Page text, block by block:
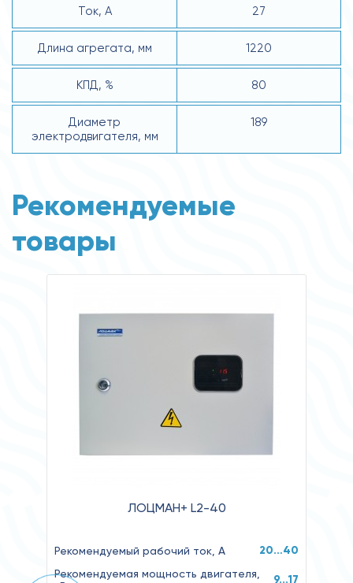
Ток, А 27
Длина агрегата, мм 1220
КПД, % 80
Диаметр
электродвигателя, мм
189
Рекомендуемые
товары
ЛОЦМАН+ L2-40
Рекомендуемый рабочий ток, А 20…40
Рекомендуемая мощность двигателя,
9...17